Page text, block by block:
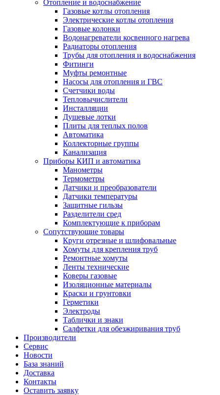
Отопление и водоснабжение
Газовые котлы отопления
Электрические котлы отопления
Газовые колонки
Водонагреватели косвенного нагрева
Радиаторы отопления
Трубы для отопления и водоснабжения
Фитинги
Муфты ремонтные
Насосы для отопления и ГВС
Счетчики воды
Тепловычислители
Инсталляции
Душевые лотки
Плиты для теплых полов
Автоматика
Коллекторные группы
Канализация
Приборы КИП и автоматика
Манометры
Термометры
Датчики и преобразователи
Датчики температуры
Защитные гильзы
Разделители сред
Комплектующие к приборам
Сопутствующие товары
Круги отрезные и шлифовальные
Хомуты для крепления труб
Ремонтные хомуты
Ленты технические
Коверы газовые
Изоляционные материалы
Краски и грунтовки
Герметики
Электроды
Таблички и знаки
Салфетки для обезжиривания труб
Производители
Сервис
Новости
База знаний
Доставка
Контакты
Оставить заявку